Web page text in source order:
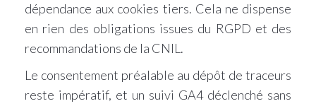
dépendance aux cookies tiers. Cela ne dispense
en rien des obligations issues du RGPD et des
recommandations de la CNIL.
Le consentement préalable au dépôt de traceurs
reste impératif, et un suivi GA4 déclenché sans